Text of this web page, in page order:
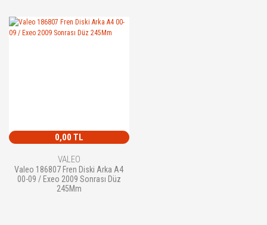
0,00 TL
VALEO
Valeo 186807 Fren Diski Arka A4
00-09 / Exeo 2009 Sonrası Düz
245Mm